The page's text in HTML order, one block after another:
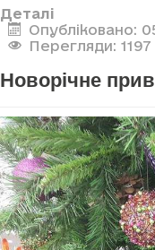
Деталі
Опубліковано:
Перегляди: 1197
Новорічне